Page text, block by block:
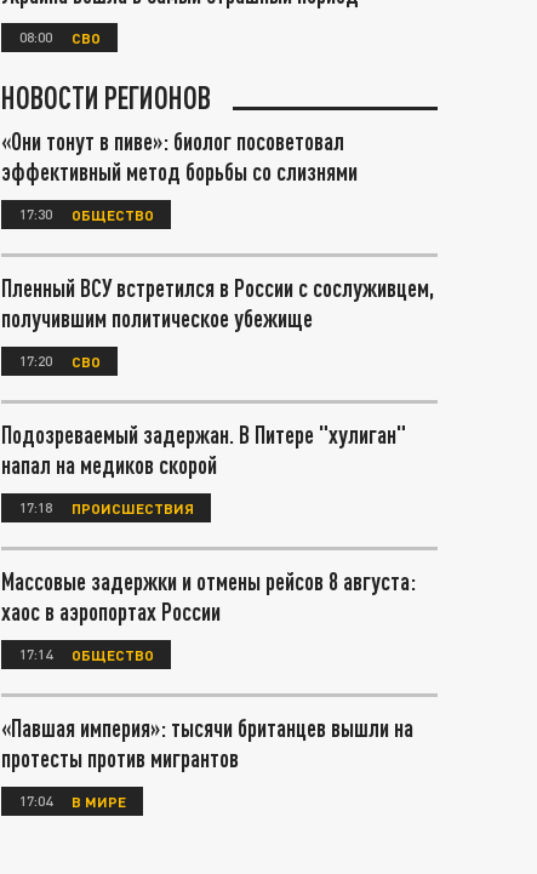
08:00 СВО
НОВОСТИ РЕГИОНОВ
«Они тонут в пиве»: биолог посоветовал
эффективный метод борьбы со слизнями
17:30 ОБЩЕСТВО
Пленный ВСУ встретился в России с сослуживцем,
получившим политическое убежище
17:20 СВО
Подозреваемый задержан. В Питере "хулиган"
напал на медиков скорой
17:18 ПРОИСШЕСТВИЯ
Массовые задержки и отмены рейсов 8 августа:
хаос в аэропортах России
17:14 ОБЩЕСТВО
«Павшая империя»: тысячи британцев вышли на
протесты против мигрантов
17:04 В МИРЕ